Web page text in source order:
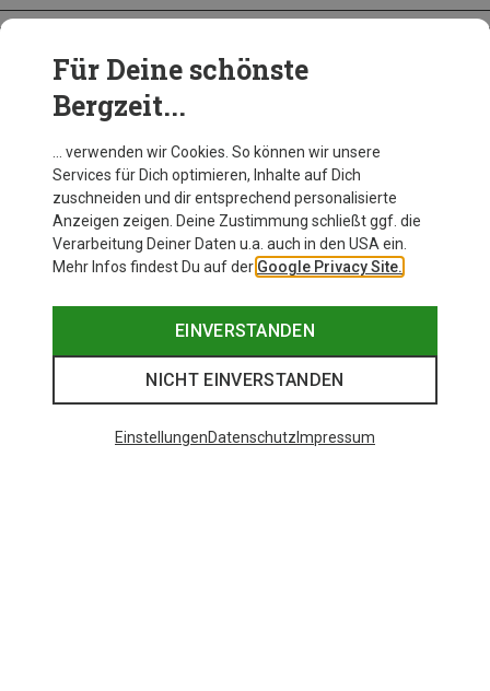
SCHUHE
Für Deine schönste
Bergzeit...
… verwenden wir Cookies. So können wir unsere
Services für Dich optimieren, Inhalte auf Dich
zuschneiden und dir entsprechend personalisierte
Anzeigen zeigen. Deine Zustimmung schließt ggf. die
Verarbeitung Deiner Daten u.a. auch in den USA ein.
Mehr Infos findest Du auf der Google Privacy Site.
EINVERSTANDEN
NICHT EINVERSTANDEN
EinstellungenDatenschutz Impressum